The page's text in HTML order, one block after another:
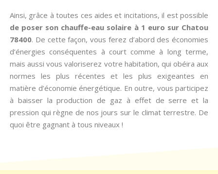
Ainsi, grâce à toutes ces aides et incitations, il est possible
de poser son chauffe-eau solaire à 1 euro sur Chatou
78400. De cette façon, vous ferez d’abord des économies
d’énergies conséquentes à court comme à long terme,
mais aussi vous valoriserez votre habitation, qui obéira aux
normes les plus récentes et les plus exigeantes en
matière d’économie énergétique. En outre, vous participez
à baisser la production de gaz à effet de serre et la
pression qui règne de nos jours sur le climat terrestre. De
quoi être gagnant à tous niveaux !